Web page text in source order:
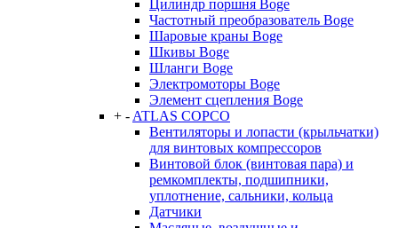
Цилиндр поршня Boge
Частотный преобразователь Boge
Шаровые краны Boge
Шкивы Boge
Шланги Boge
Электромоторы Boge
Элемент сцепления Boge
+ - ATLAS COPCO
Вентиляторы и лопасти (крыльчатки)
для винтовых компрессоров
Винтовой блок (винтовая пара) и
ремкомплекты, подшипники,
уплотнение, сальники, кольца
Датчики